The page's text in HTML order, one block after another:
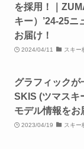
を採用！｜
キー）’24-25ニ
お届け！
2024/04/11 スキー
グラフィック
SKIS (ツマスキ
モデル情報をお
2023/04/19 スキー